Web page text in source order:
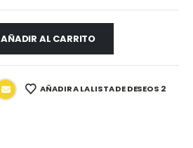
AÑADIR AL CARRITO
AÑADIR A LA LISTA DE DESEOS 2